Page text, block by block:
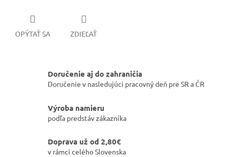
OPÝTAŤ SA ZDIEĽAŤ
Doručenie aj do zahraničia
Doručenie v nasledujúci pracovný deň pre SR a ČR
Výroba namieru
podľa predstáv zákazníka
Doprava už od 2,80€
v rámci celého Slovenska